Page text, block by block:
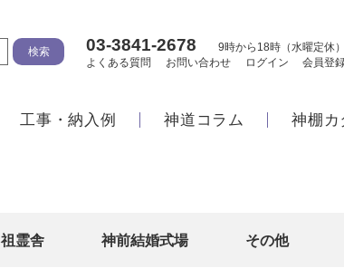
03-3841-2678
9時から18時（水曜定休）
よくある質問
お問い合わせ ログイン 会員登
工事・納入例 神道コラム 神棚カ
祖霊舎 神前結婚式場 その他